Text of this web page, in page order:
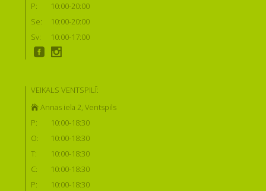
P:
10:00-20:00
Se:
10:00-20:00
Sv:
10:00-17:00
VEIKALS VENTSPILĪ:
Annas iela 2, Ventspils
P:
10:00-18:30
O:
10:00-18:30
T:
10:00-18:30
C:
10:00-18:30
P:
10:00-18:30